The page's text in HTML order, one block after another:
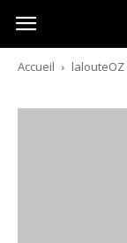
Australia-
australie.com
Accueil lalouteOZ